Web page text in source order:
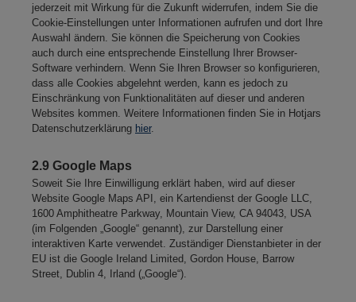
jederzeit mit Wirkung für die Zukunft widerrufen, indem Sie die
Cookie-Einstellungen unter Informationen aufrufen und dort Ihre
Auswahl ändern. Sie können die Speicherung von Cookies
auch durch eine entsprechende Einstellung Ihrer Browser-
Software verhindern. Wenn Sie Ihren Browser so konfigurieren,
dass alle Cookies abgelehnt werden, kann es jedoch zu
Einschränkung von Funktionalitäten auf dieser und anderen
Websites kommen. Weitere Informationen finden Sie in Hotjars
Datenschutzerklärung hier.
2.9 Google Maps
Soweit Sie Ihre Einwilligung erklärt haben, wird auf dieser
Website Google Maps API, ein Kartendienst der Google LLC,
1600 Amphitheatre Parkway, Mountain View, CA 94043, USA
(im Folgenden „Google“ genannt), zur Darstellung einer
interaktiven Karte verwendet. Zuständiger Dienstanbieter in der
EU ist die Google Ireland Limited, Gordon House, Barrow
Street, Dublin 4, Irland („Google“).